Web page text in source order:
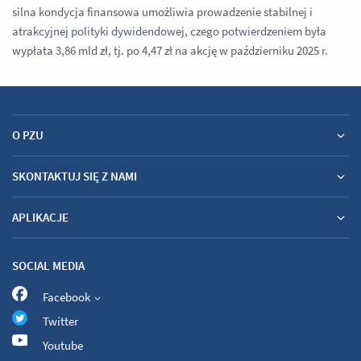
silna kondycja finansowa umożliwia prowadzenie stabilnej i
atrakcyjnej polityki dywidendowej, czego potwierdzeniem była
wypłata 3,86 mld zł, tj. po 4,47 zł na akcję w październiku 2025 r.
O PZU
SKONTAKTUJ SIĘ Z NAMI
APLIKACJE
SOCIAL MEDIA
Facebook
Twitter
Youtube